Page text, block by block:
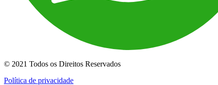
© 2021 Todos os Direitos Reservados
Política de privacidade